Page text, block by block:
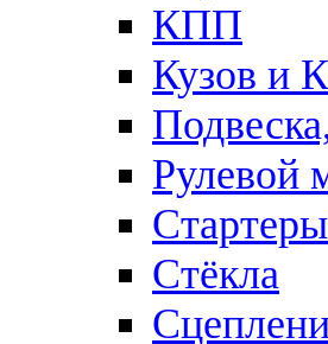
КПП
Кузов и
Рулевой
Стёкла